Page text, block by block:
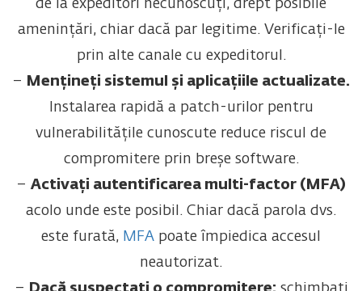
de la expeditori necunoscuți, drept posibile
amenințări, chiar dacă par legitime. Verificați-le
prin alte canale cu expeditorul.
–
Mențineți sistemul și aplicațiile actualizate.
Instalarea rapidă a patch-urilor pentru
vulnerabilitățile cunoscute reduce riscul de
compromitere prin breșe software.
– Activați autentificarea multi-factor (MFA)
acolo unde este posibil. Chiar dacă parola dvs.
este furată, MFA poate împiedica accesul
neautorizat.